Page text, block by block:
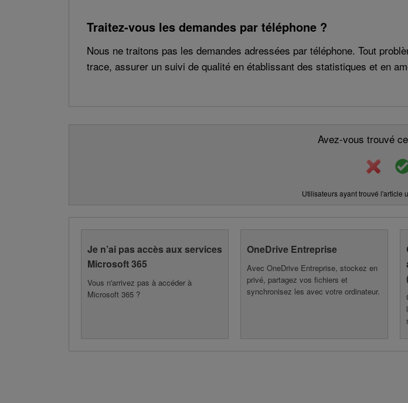
Traitez-vous les demandes par téléphone ?
Nous ne traitons pas les demandes adressées par téléphone. Tout
trace, assurer un suivi de qualité en établissant des statistiques et en
Avez-vous trouvé
Utilisateurs ayant trouvé l'article
Je n’ai pas accès aux services
Microsoft 365
Vous n'arrivez pas à accéder à
Microsoft 365 ?
OneDrive Entreprise
Avec OneDrive Entreprise, stockez en
privé, partagez vos fichiers et
synchronisez les avec votre ordinateur.